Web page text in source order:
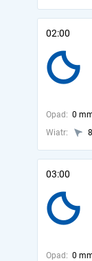
02:00
Opad: 0
Wiatr:
03:00
Opad: 0